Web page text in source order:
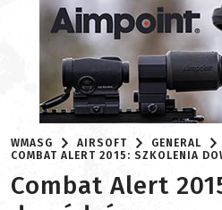
WMASG AIRSOFT
GENERAL
COMBAT ALERT 2015: SZKOLENIA
Combat Alert